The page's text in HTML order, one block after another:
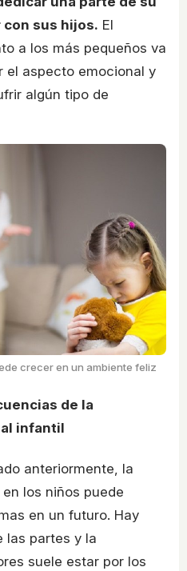
sus hijos. El
a los más pequeños va
el aspecto emocional y
algún tipo de
crecer en un ambiente feliz
de la
infantil
anteriormente, la
los niños puede
en un futuro. Hay
las partes y la
suele estar por los